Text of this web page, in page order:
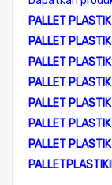
PALLET
PALLET
PALLET
PALLET
PALLET
PALLET
PALLET